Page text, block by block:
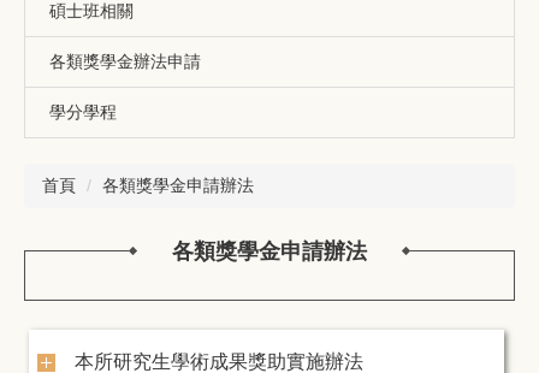
碩士班相關
各類獎學金辦法申請
學分學程
首頁 各類獎學金申請辦法
各類獎學金申請辦法
本所研究生學術成果獎助實施辦法